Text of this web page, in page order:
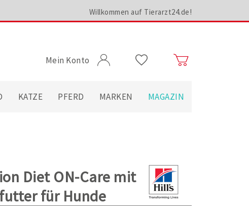
Willkommen auf Tierarzt24.de!
Mein Konto
KATZE PFERD MARKEN MAGAZIN
Diet ON-Care mit
für Hunde